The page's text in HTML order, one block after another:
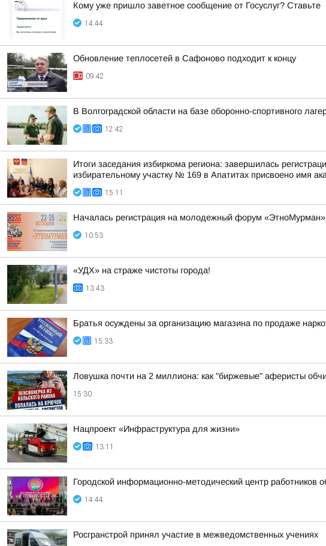
Кому уже пришло заветное сообщение от Госуслуг? Ставьте
14:44
Обновление теплосетей в Сафоново подходит к концу
09:42
В Волгоградской области на базе оборонно-спортивного
12:42
Итоги заседания избиркома региона: завершилась
избирательному участку № 169 в Апатитах присвоено имя
15:11
Началась регистрация на молодежный форум
10:53
«УДХ» на страже чистоты города!
13:43
Братья осуждены за организацию магазина по продаже
15:33
Ловушка почти на 2 миллиона: как "биржевые" аферисты
15:30
Нацпроект «Инфраструктура для жизни»
13:11
Городской информационно-методический центр работников
14:44
Росгранстрой принял участие в межведомственных учениях